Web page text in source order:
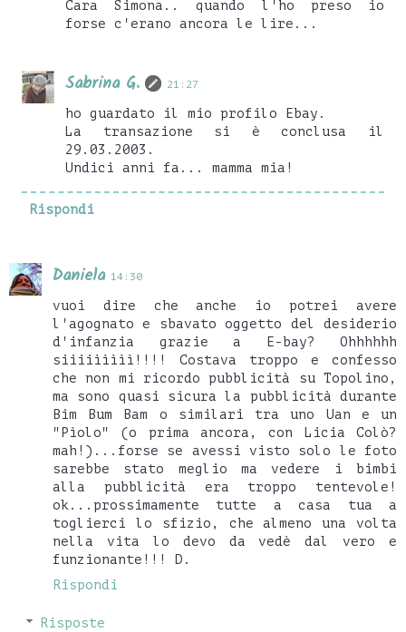
Cara Simona.. quando l'ho preso io
forse c'erano ancora le lire...
Sabrina G. 21:27
ho guardato il mio profilo Ebay.
La transazione si è conclusa il
29.03.2003.
Undici anni fa... mamma mia!
Rispondi
Daniela 14:30
vuoi dire che anche io potrei avere
l'agognato e sbavato oggetto del desiderio
d'infanzia grazie a E-bay? Ohhhhhh
siiiiììììì!!!! Costava troppo e confesso
che non mi ricordo pubblicità su Topolino,
ma sono quasi sicura la pubblicità durante
Bim Bum Bam o similari tra uno Uan e un
"Pìolo" (o prima ancora, con Licia Colò?
mah!)...forse se avessi visto solo le foto
sarebbe stato meglio ma vedere i bimbi
alla pubblicità era troppo tentevole!
ok...prossimamente tutte a casa tua a
toglierci lo sfizio, che almeno una volta
nella vita lo devo da vedè dal vero e
funzionante!!! D.
Rispondi
Risposte